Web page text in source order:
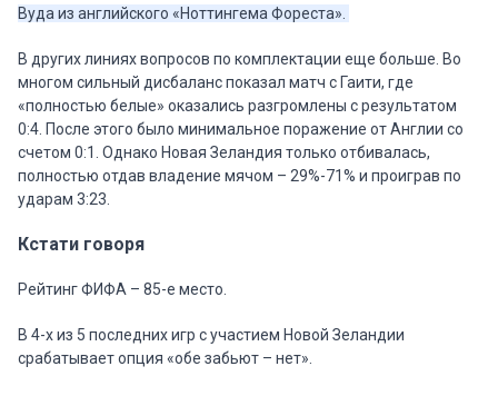
Вуда из английского «Ноттингема Фореста».
В других линиях вопросов по комплектации еще больше. Во
многом сильный дисбаланс показал матч с Гаити, где
«полностью белые» оказались разгромлены с результатом
0:4. После этого было минимальное поражение от Англии со
счетом 0:1. Однако Новая Зеландия только отбивалась,
полностью отдав владение мячом – 29%-71% и проиграв по
ударам 3:23.
Кстати говоря
Рейтинг ФИФА – 85-е место.
В 4-х из 5 последних игр с участием Новой Зеландии
срабатывает опция «обе забьют – нет».